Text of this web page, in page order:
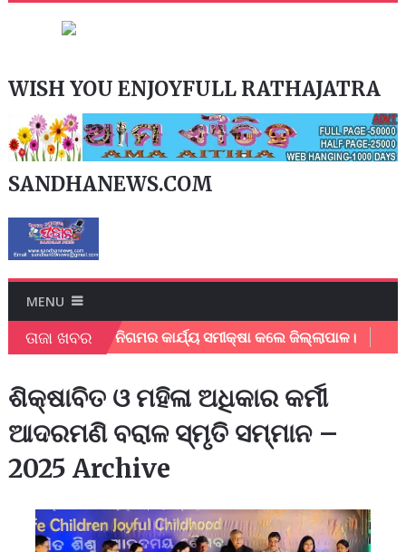
WISH YOU ENJOYFULL RATHAJATRA
SANDHANEWS.COM
MENU
ତାଜା ଖବର
ମହାନଗର ନିଗମର କାର୍ଯ୍ୟ ସମୀକ୍ଷା କଲେ ଜିଲ୍ଲାପାଳ।
ଶିକ୍ଷାବିତ ଓ ମହିଳା ଅଧିକାର କର୍ମୀ
ଆଦରମଣି ବରାଳ ସ୍ମୃତି ସମ୍ମାନ –
2025 Archive